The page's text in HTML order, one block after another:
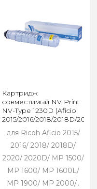
Картридж
совместимый NV Print
NV-Type 1230D (Aficio
2015/2016/2018/2018D/
для Ricoh Aficio 2015/
2016/ 2018/ 2018D/
2020/ 2020D/ MP 1500/
MP 1600/ MP 1600L/
MP 1900/ MP 2000/..